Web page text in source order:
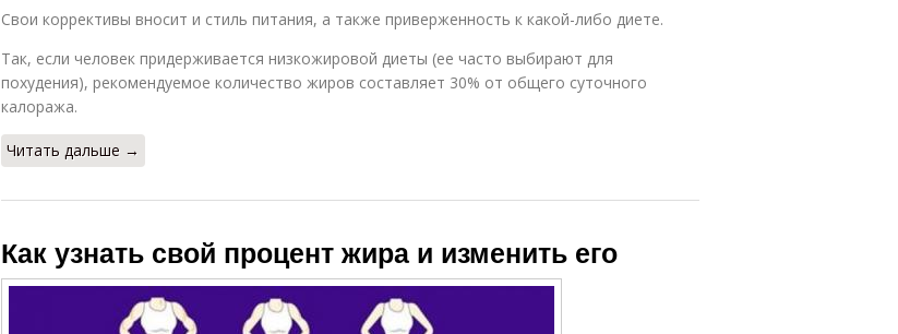
Свои коррективы вносит и стиль питания, а также приверженность к какой-либо диете.
Так, если человек придерживается низкожировой диеты (ее часто выбирают для
похудения), рекомендуемое количество жиров составляет 30% от общего суточного
калоража.
Читать дальше →
Как узнать свой процент жира и изменить его